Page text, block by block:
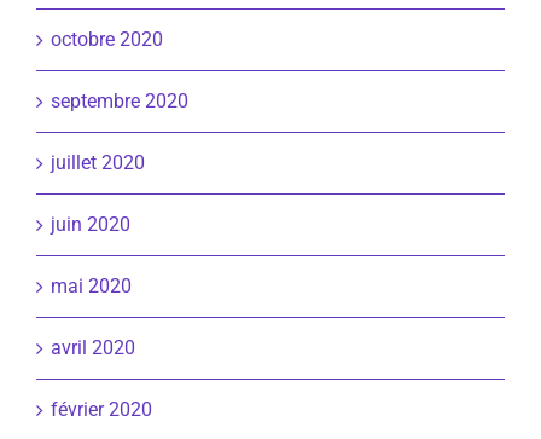
octobre 2020
septembre 2020
juillet 2020
juin 2020
mai 2020
avril 2020
février 2020